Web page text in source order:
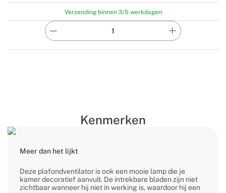
Verzending binnen 3/5 werkdagen
Kenmerken
Meer dan het lijkt
Deze plafondventilator is ook een mooie lamp die je
kamer decoratief aanvult. De intrekbare bladen zijn niet
zichtbaar wanneer hij niet in werking is, waardoor hij een